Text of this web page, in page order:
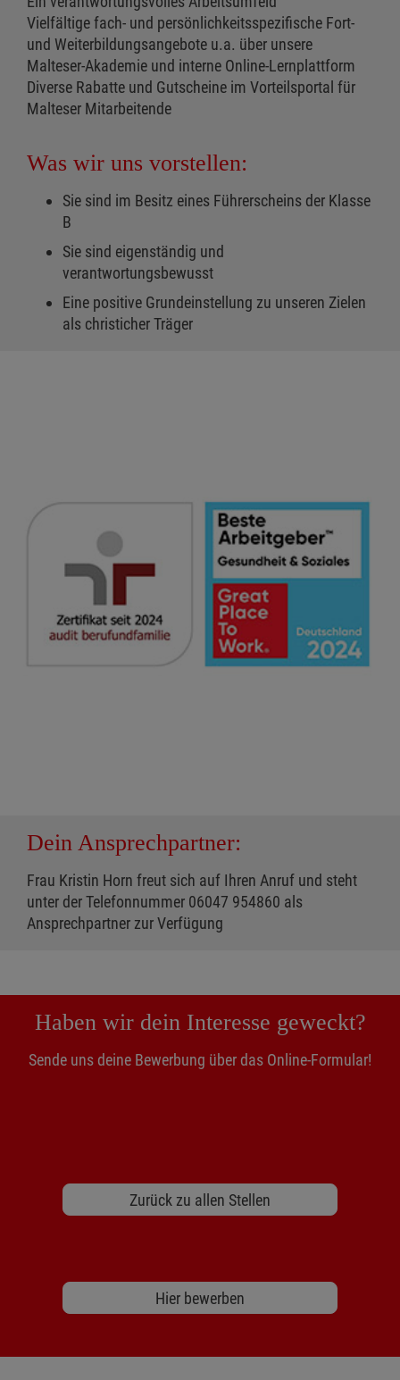
Vielfältige fach- und persönlichkeitsspezifische Fort-
und Weiterbildungsangebote u.a. über unsere
Malteser-Akademie und interne Online-Lernplattform
Diverse Rabatte und Gutscheine im Vorteilsportal für
Malteser Mitarbeitende
Was wir uns vorstellen:
Sie sind im Besitz eines Führerscheins der Klasse
B
Sie sind eigenständig und
verantwortungsbewusst
Eine positive Grundeinstellung zu unseren Zielen
als christicher Träger
Dein Ansprechpartner:
Frau Kristin Horn freut sich auf Ihren Anruf und steht
unter der Telefonnummer 06047 954860 als
Ansprechpartner zur Verfügung
Haben wir dein Interesse geweckt?
Sende uns deine Bewerbung über das Online-Formular!
Zurück zu allen Stellen
Hier bewerben